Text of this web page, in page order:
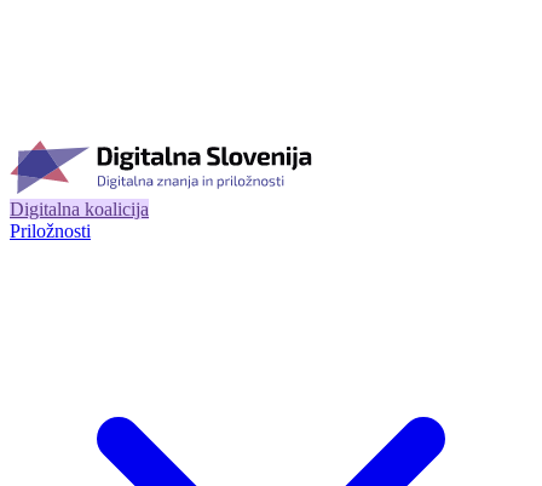
Digitalna koalicija
Priložnosti